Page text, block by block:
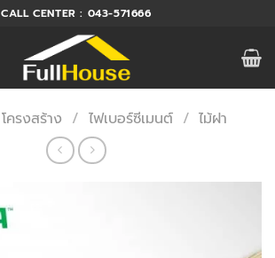
CALL CENTER : 043-571666
โครงสร้าง / ไฟเบอร์ซีเมนต์ / ไม้ฝา